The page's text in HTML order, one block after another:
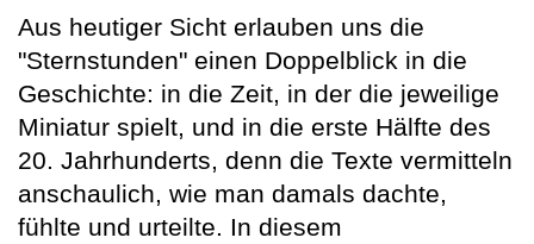
Aus heutiger Sicht erlauben uns die
"Sternstunden" einen Doppelblick in die
Geschichte: in die Zeit, in der die jeweilige
Miniatur spielt, und in die erste Hälfte des
20. Jahrhunderts, denn die Texte vermitteln
anschaulich, wie man damals dachte,
fühlte und urteilte. In diesem